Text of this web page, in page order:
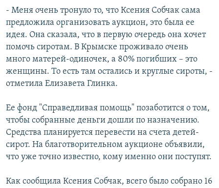
- Меня очень тронуло то, что Ксения Собчак сама
предложила организовать аукцион, это была ее
идея. Она сказала, что в первую очередь она хочет
помочь сиротам. В Крымске проживало очень
много матерей-одиночек, а 80% погибших – это
женщины. То есть там остались и круглые сироты, -
отметила Елизавета Глинка.
Ее фонд "Справедливая помощь" позаботится о том,
чтобы собранные деньги дошли по назначению.
Средства планируется перевести на счета детей-
сирот. На благотворительном аукционе объявили,
что уже точно известно, кому именно они поступят.
Как сообщила Ксения Собчак, всего было собрано 16